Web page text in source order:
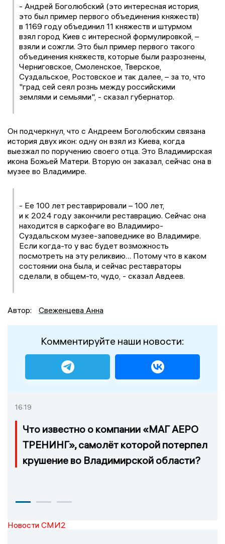
- Андрей Боголюбский (это интересная история,
это был пример первого объединения княжеств)
в 1169 году объединил 11 княжеств и штурмом
взял город Киев с интересной формулировкой, –
взяли и сожгли. Это был пример первого такого
объединения княжеств, которые были разрознены,
Черниговское, Смоленское, Тверское,
Суздальское, Ростовское и так далее, – за то, что
"град сей сеял рознь между российскими
землями и семьями", - сказал губернатор.
Он подчеркнул, что с Андреем Боголюбским связана
история двух икон: одну он взял из Киева, когда
выезжал по поручению своего отца. Это Владимирская
икона Божьей Матери. Вторую он заказал, сейчас она в
музее во Владимире.
- Ее 100 лет реставрировали – 100 лет,
и к 2024 году закончили реставрацию. Сейчас она
находится в саркофаге во Владимиро-
Суздальском музее-заповеднике во Владимире.
Если когда-то у вас будет возможность
посмотреть на эту реликвию… Потому что в каком
состоянии она была, и сейчас реставраторы
сделали, в общем-то, чудо, - сказал Авдеев.
Автор: Свеженцева Анна
Комментируйте наши новости:
16:19
Что известно о компании «МАГ АЕРО
ТРЕНИНГ», самолёт которой потерпел
крушение во Владимирской области?
Новости СМИ2